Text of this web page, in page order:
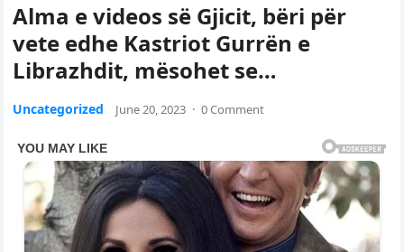
Alma e videos së Gjicit, bëri për
vete edhe Kastriot Gurrën e
Librazhdit, mësohet se…
Uncategorized June 20, 2023 · 0 Comment